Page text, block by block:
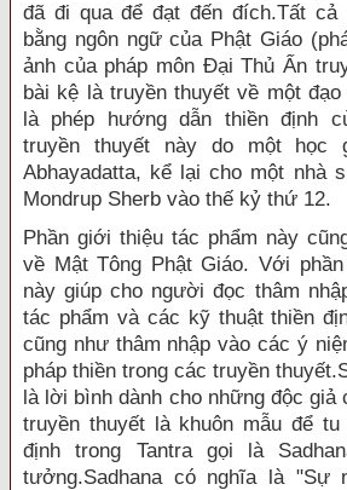
đã đi qua để đạt đến đích.Tất
bằng ngôn ngữ của Phật Giáo
ảnh của pháp môn Ðại Thủ Ấn
bài kệ là truyền thuyết về một
là phép hướng dẫn thiền định
truyền thuyết này do một học
Abhayadatta, kể lại cho một nhà
Mondrup Sherb vào thế kỷ thứ 12.
Phần giới thiệu tác phẩm này
về Mật Tông Phật Giáo. Với
này giúp cho người đọc thâm
tác phẩm và các kỹ thuật thiền
cũng như thâm nhập vào các ý
pháp thiền trong các truyền
là lời bình dành cho những độc giả
truyền thuyết là khuôn mẫu để
định trong Tantra gọi là
tưởng.Sadhana có nghĩa là